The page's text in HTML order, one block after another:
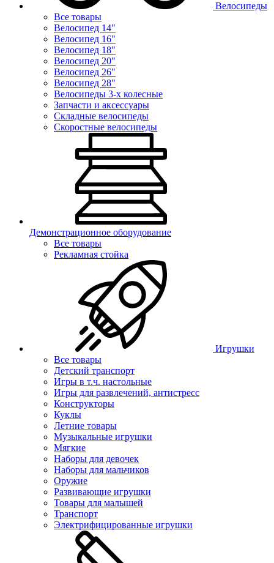
Велосипеды
Все товары
Велосипед 14"
Велосипед 16"
Велосипед 18"
Велосипед 20"
Велосипед 26"
Велосипед 28"
Велосипеды 3-х колесные
Запчасти и аксессуары
Складные велосипеды
Скоростные велосипеды
Демонстрационное оборудование
Все товары
Рекламная стойка
Игрушки
Все товары
Детский транспорт
Игры в т.ч. настольные
Игры для развлечений, антистресс
Конструкторы
Куклы
Летние товары
Музыкальные игрушки
Мягкие
Наборы для девочек
Наборы для мальчиков
Оружие
Развивающие игрушки
Товары для малышей
Транспорт
Электрифицированные игрушки